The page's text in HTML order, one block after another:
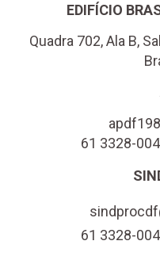
EDIFÍCIO
Quadra 702, Ala B,
61 3328-
61 3328-